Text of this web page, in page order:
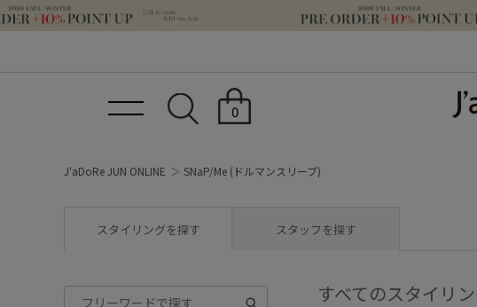
0
J'aDoRe JUN ONLINE SNaP/Me (ドルマンスリーブ)
スタイリングを探す スタッフを探す
すべてのスタイリ